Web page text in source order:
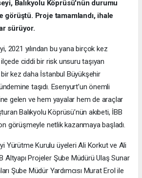
Balıkyolu Köprüsü'nün durumu
görüştü. Proje tamamlandı, ihale
sürüyor.
2021 yılından bu yana birçok kez
ciddi bir risk unsuru taşıyan
bir kez daha İstanbul Büyükşehir
taşıdı. Esenyurt’un önemli
gelen ve hem yayalar hem de araçlar
Balıkyolu Köprüsü’nün akıbeti, İBB
görüşmeyle netlik kazanmaya başladı.
Yürütme Kurulu üyeleri Ali Korkut ve Ali
Altyapı Projeler Şube Müdürü Ulaş Sunar
Şube Müdür Yardımcısı Murat Erol ile